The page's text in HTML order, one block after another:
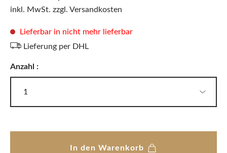
inkl. MwSt. zzgl. Versandkosten
Lieferbar in nicht mehr lieferbar
Lieferung per DHL
Anzahl :
In den Warenkorb